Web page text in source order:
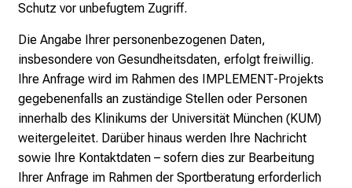
Schutz vor unbefugtem Zugriff.
Die Angabe Ihrer personenbezogenen Daten,
insbesondere von Gesundheitsdaten, erfolgt freiwillig.
Ihre Anfrage wird im Rahmen des IMPLEMENT-Projekts
gegebenenfalls an zuständige Stellen oder Personen
innerhalb des Klinikums der Universität München (KUM)
weitergeleitet. Darüber hinaus werden Ihre Nachricht
sowie Ihre Kontaktdaten – sofern dies zur Bearbeitung
Ihrer Anfrage im Rahmen der Sportberatung erforderlich